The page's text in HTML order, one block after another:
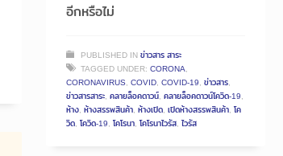
อีกหรือไม่
PUBLISHED INข่าวสาร สาระ
TAGGED UNDER: CORONA,
CORONAVIRUS, COVID, COVID-19, ข่าวสาร,
ข่าวสารสาระ, คลายล็อคดาวน์, คลายล็อคดาวน์โควิด-19,
ห้าง, ห้างสรรพสินค้า, ห้างเปิด, เปิดห้างสรรพสินค้า, โค
วิด, โควิด-19, โคโรนา, โคโรนาไวรัส, ไวรัส